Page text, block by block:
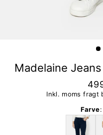
Madelaine
Inkl. moms fragt
Farve: